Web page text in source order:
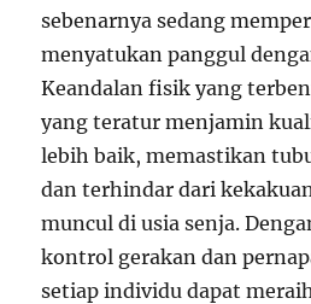
sebenarnya sedang
menyatukan panggul
Keandalan fisik yang
yang teratur menjamin
lebih baik, memastikan
dan terhindar dari
muncul di usia senja.
kontrol gerakan dan
setiap individu dapat